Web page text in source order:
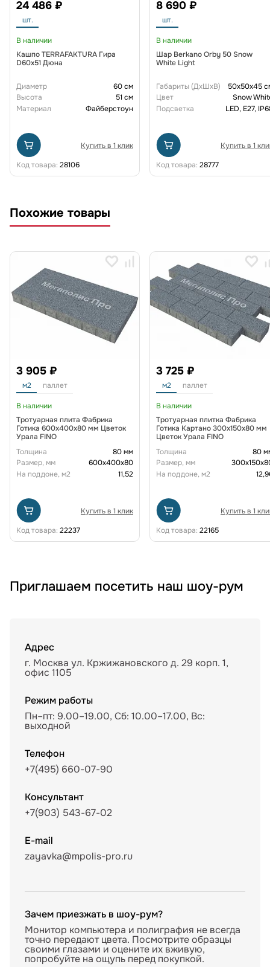
24 486 ₽
шт.
В наличии
Кашпо TERRAFAKTURA Гира
D60х51 Дюна
Диаметр
60 см
Высота
51 см
Материал
Файберстоун
Купить в 1 клик
Код товара: 28106
8 690 ₽
шт.
В наличии
Шар Berkano Orby 50 Snow
White Light
Габариты (ДxШxВ)
50x50x45
Цвет
Snow
Подсветка
LED, E27,
Купить в 1
Код товара: 28777
Похожие товары
3 905 ₽
м2 паллет
В наличии
Тротуарная плита Фабрика
Готика 600х400х80 мм Цветок
Урала FINO
Толщина
80 мм
Размер, мм
600х400х80
На поддоне, м2
11,52
Купить в 1 клик
Код товара: 22237
3 725 ₽
м2 паллет
В наличии
Тротуарная плитка Фабрика
Готика Картано 300х150х80 мм
Цветок Урала FINO
Толщина
80
Размер, мм
На поддоне, м2
Купить в 1
Код товара: 22165
Приглашаем посетить наш шоу-рум
Адрес
г. Москва ул. Кржижановского д. 29 корп. 1,
офис 1105
Режим работы
Пн–пт: 9.00–19.00, Сб: 10.00–17.00, Вс:
выходной
Телефон
+7(495) 660-07-90
Консультант
+7(903) 543-67-02
E-mail
zayavka@mpolis-pro.ru
Зачем приезжать в шоу-рум?
Монитор компьютера и полиграфия не всегда
точно передают цвета. Посмотрите образцы
своими глазами и оцените их вживую,
попробуйте на ощупь перед покупкой.